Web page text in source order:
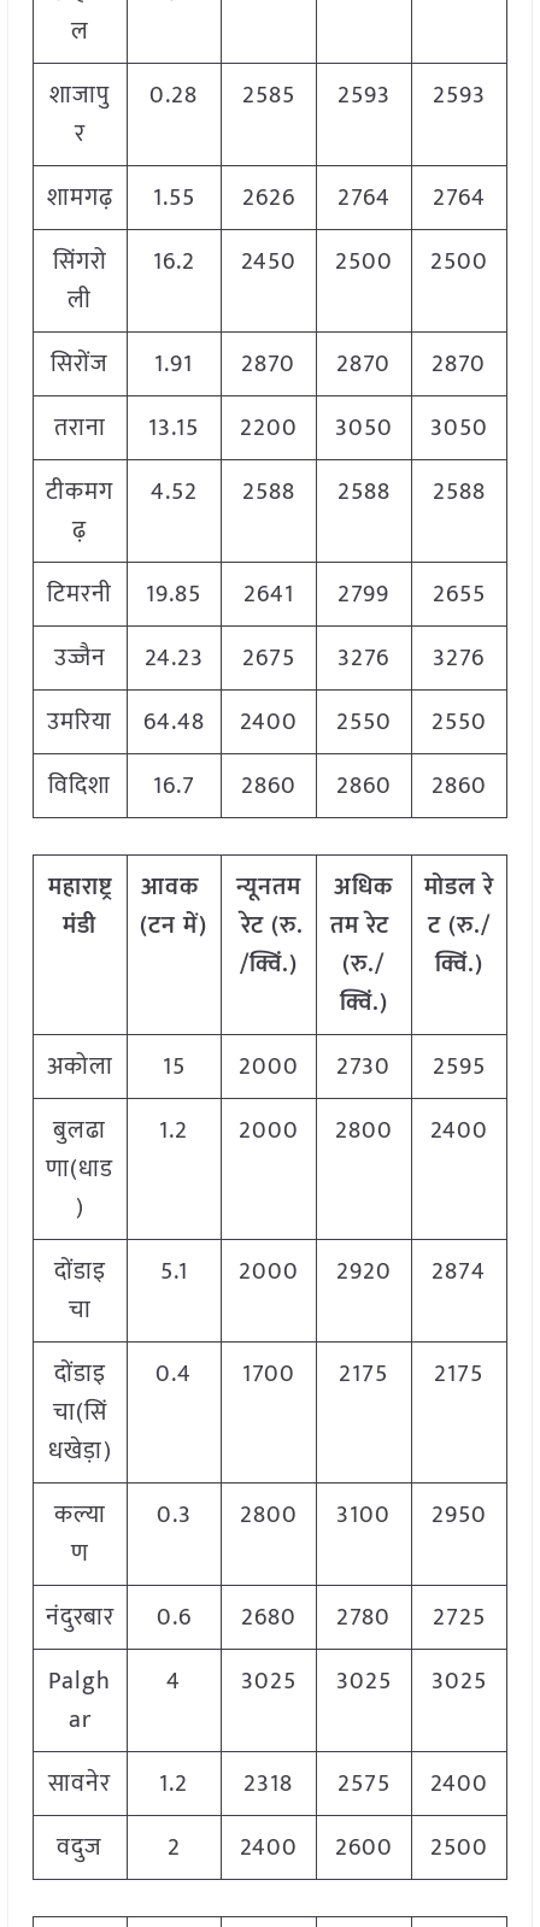
ल
शाजापु
र
0.28 2585 2593 2593
शामगढ़ 1.55 2626 2764
2764
सिंगरो
ली
16.2 2450 2500 2500
सिरोंज 1.91 2870 2870
2870
तराना
13.15 2200 3050
3050
टीकमग
ढ़
4.52 2588 2588 2588
टिमरनी 19.85 2641 2799
2655
उज्जैन
24.23 2675 3276
3276
उमरिया
64.48 2400 2550
2550
विदिशा
16.7 2860 2860 2860
महाराष्ट्र
मंडी
आवक
(टन में)
न्यूनतम
रेट(रु.
/क्विं.)
अधिक
तमरेट
(रु./
क्विं.)
मोडलरे
ट (रु./
क्विं.)
अकोला 15 2000 2730
2595
बुलढा
णा(धाड
)
1.2 2000 2800 2400
दोंडाइ
चा
5.1 2000 2920 2874
दोंडाइ
चा(सिं
धखेड़ा)
0.4 1700 2175 2175
कल्या
ण
0.3 2800 3100 2950
नंदुरबार 0.6 2680 2780
2725
Palgh
ar
4 3025 3025 3025
सावनेर 1.2 2318 2575
2400
वदुज
2 2400 2600 2500